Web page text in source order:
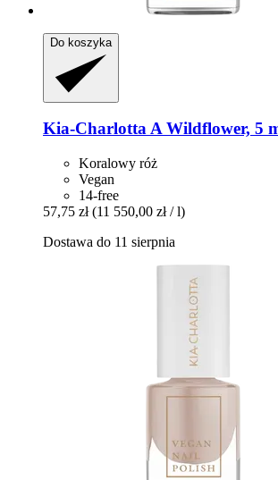
Do koszyka
Kia-CharlottaA Wildflower, 5
Koralowy róż
Vegan
14-free
57,75 zł (11 550,00 zł / l)
Dostawa do 11 sierpnia